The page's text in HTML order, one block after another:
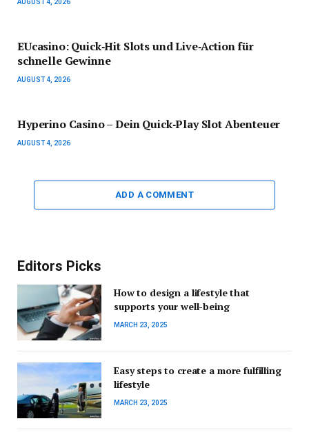
EUcasino: Quick‑Hit Slots und Live‑Action für
schnelle Gewinne
AUGUST 4, 2026
Hyperino Casino – Dein Quick‑Play Slot Abenteuer
AUGUST 4, 2026
ADD A COMMENT
Editors Picks
How to design a lifestyle that
supports your well-being
MARCH 23, 2025
Easy steps to create a more fulfilling
lifestyle
MARCH 23, 2025